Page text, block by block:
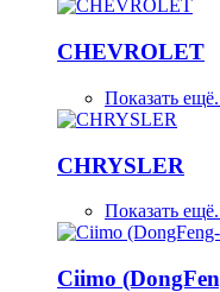
CHEVROLET
Показать
CHRYSLER
Показать
Ciimo